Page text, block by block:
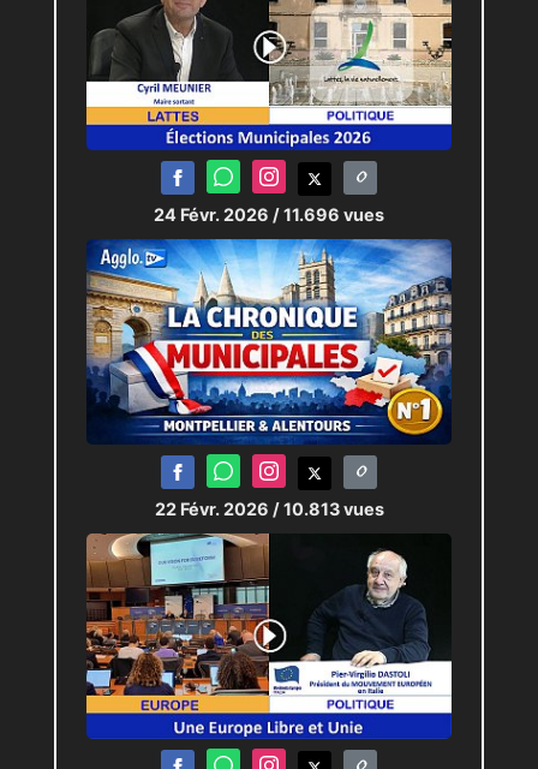
24 Févr. 2026 / 11.696 vues
22 Févr. 2026 / 10.813 vues